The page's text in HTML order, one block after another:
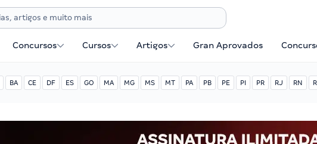
Concursos Cursos Artigos Gran Aprovados
BA CE DF ES GO MA MG MS MT PA PB PE PI PR RJ RN